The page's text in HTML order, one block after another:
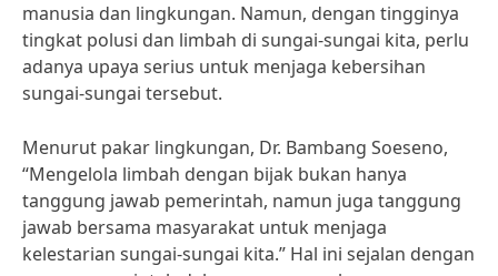
manusia dan lingkungan. Namun, dengan tingginya
tingkat polusi dan limbah di sungai-sungai kita, perlu
adanya upaya serius untuk menjaga kebersihan
sungai-sungai tersebut.
Menurut pakar lingkungan, Dr. Bambang Soeseno,
“Mengelola limbah dengan bijak bukan hanya
tanggung jawab pemerintah, namun juga tanggung
jawab bersama masyarakat untuk menjaga
kelestarian sungai-sungai kita.” Hal ini sejalan dengan